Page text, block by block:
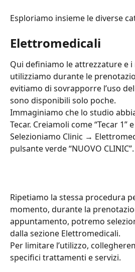
Esploriamo insieme le diverse
Elettromedicali
Qui definiamo le attrezzature e
utilizziamo durante le
evitiamo di sovrapporre l’uso
sono disponibili solo poche.
Immaginiamo che lo studio
Tecar. Creiamoli come “Tecar 1” e
Selezioniamo Clinic →
pulsante verde “NUOVO CLINIC”.
Ripetiamo la stessa procedura
momento, durante la
appuntamento, potremo
dalla sezione Elettromedicali.
Per limitare l’utilizzo,
specifici trattamenti e servizi.